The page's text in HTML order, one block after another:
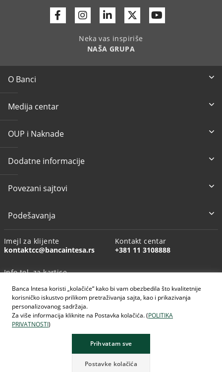
Banca Intesa koristi „kolačiće“ kako bi vam obezbedila što kvalitetnije
korisničko iskustvo prilikom pretraživanja sajta, kao i prikazivanja
personalizovanog sadržaja.
Za više informacija kliknite na Postavka kolačića. (POLITIKA
PRIVATNOSTI)
Prihvatam sve
Postavke kolačića
FacebookInstagram
LinkedinTwitter
Neka vas inspiriše
NAŠA GRUPA
O Banci
Medija centar
OUP i Naknade
Dodatne informacije
Povezani sajtovi
Podešavanja
Imejl za klijente
kontaktcc@bancaintesa.rs
Kontakt centar
+381 11 3108888
Info tel. za kartice